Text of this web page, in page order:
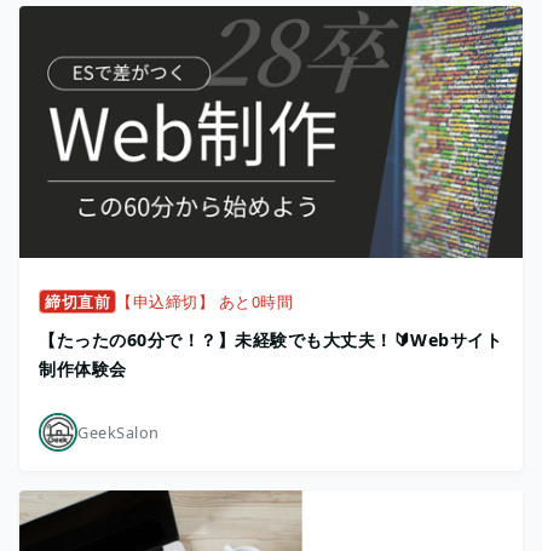
締切直前 【申込締切】 あと0時間
【たったの60分で！？】未経験でも大丈夫！🔰Webサイト
制作体験会
GeekSalon